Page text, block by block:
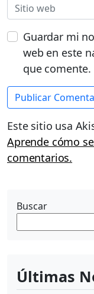
Guardar mi
web en este
que comente.
Este sitio usa
Aprende cómo
comentarios.
Buscar
Últimas